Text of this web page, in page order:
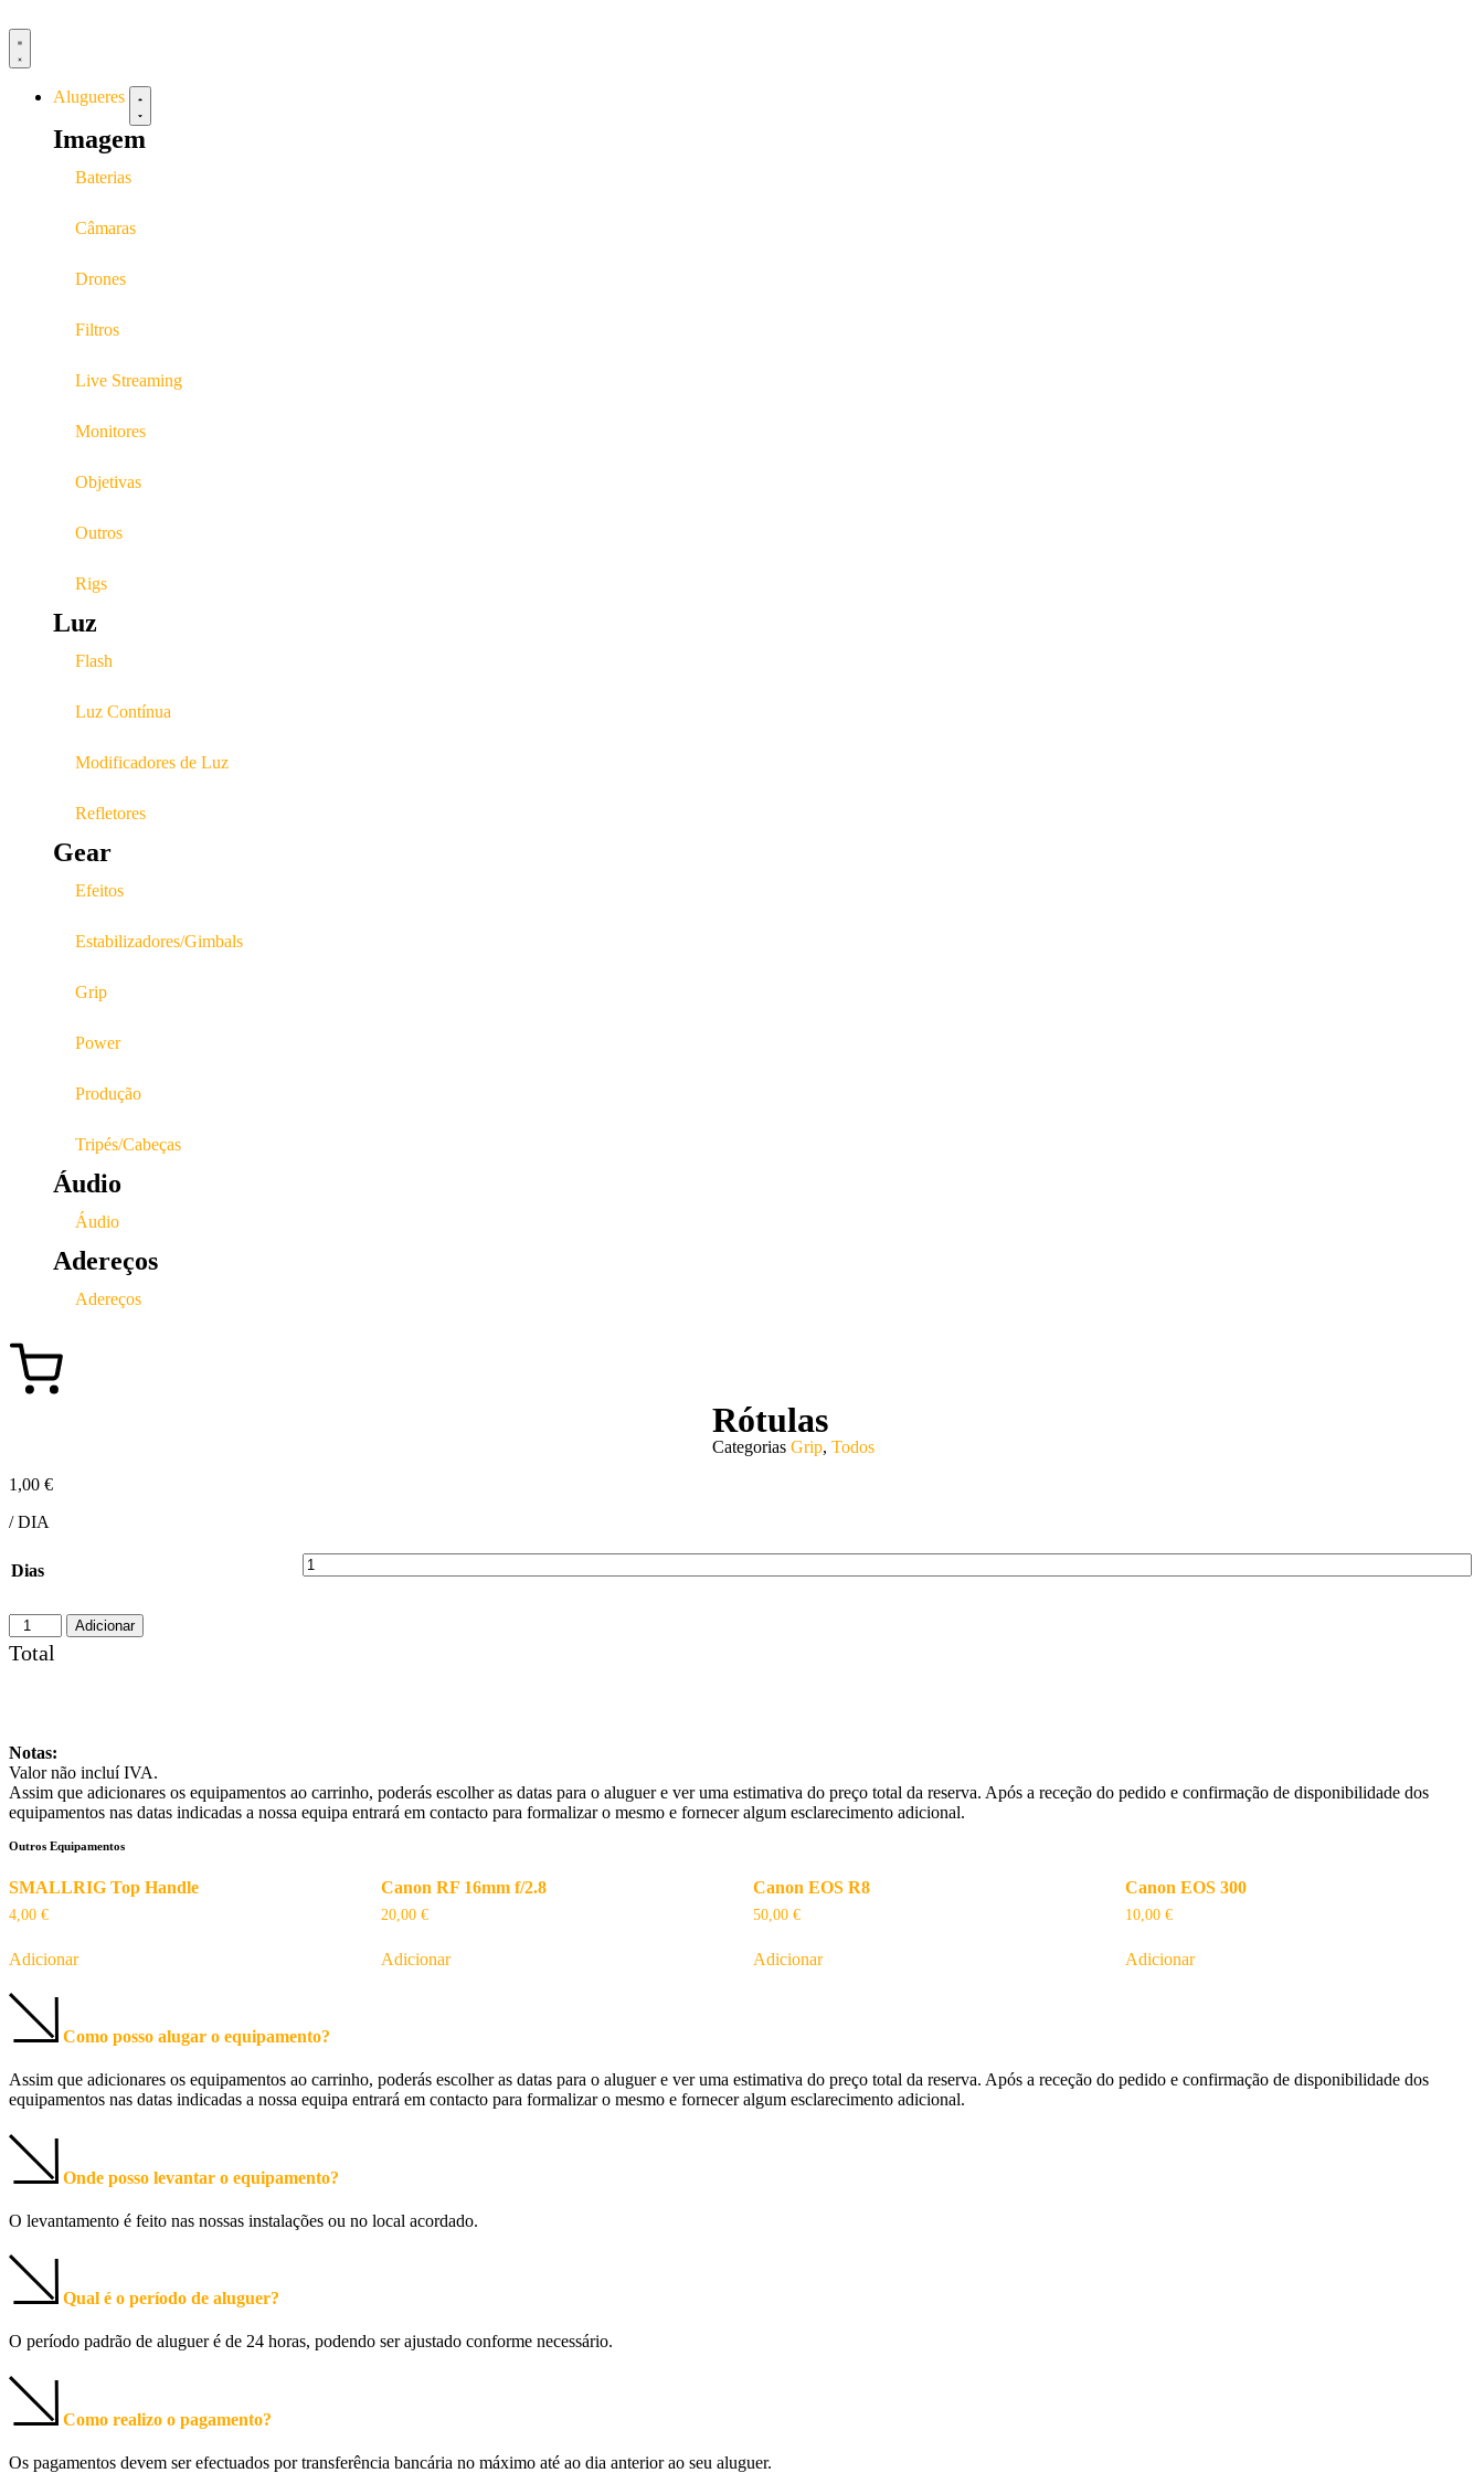
Alugueres
Imagem
Baterias
Câmaras
Drones
Filtros
Live Streaming
Monitores
Objetivas
Outros
Rigs
Luz
Flash
Luz Contínua
Modificadores de Luz
Refletores
Gear
Efeitos
Estabilizadores/Gimbals
Grip
Power
Produção
Tripés/Cabeças
Áudio
Áudio
Adereços
Adereços
Rótulas
Categorias Grip,Todos
1,00 €
/ DIA
Dias
Adicionar
Total
Notas:
Valor não incluí IVA.
Assim que adicionares os equipamentos ao carrinho, poderás escolher as datas para o aluguer e ver uma estimativa do preço total da reserva. Após a receção do pedido e confirmação de disponibilidade dos
equipamentos nas datas indicadas a nossa equipa entrará em contacto para formalizar o mesmo e fornecer algum esclarecimento adicional.
Outros Equipamentos
SMALLRIG Top Handle
4,00 €
Adicionar
Canon RF 16mm f/2.8
20,00 €
Adicionar
Canon EOS R8
50,00 €
Adicionar
Canon EOS 300
10,00 €
Adicionar
Como posso alugar o equipamento?
Assim que adicionares os equipamentos ao carrinho, poderás escolher as datas para o aluguer e ver uma estimativa do preço total da reserva. Após a receção do pedido e confirmação de disponibilidade dos
equipamentos nas datas indicadas a nossa equipa entrará em contacto para formalizar o mesmo e fornecer algum esclarecimento adicional.
Onde posso levantar o equipamento?
O levantamento é feito nas nossas instalações ou no local acordado.
Qual é o período de aluguer?
O período padrão de aluguer é de 24 horas, podendo ser ajustado conforme necessário.
Como realizo o pagamento?
Os pagamentos devem ser efectuados por transferência bancária no máximo até ao dia anterior ao seu aluguer.